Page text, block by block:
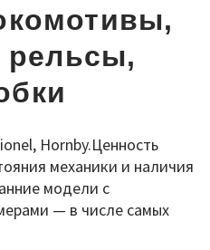
рельсы,
Hornby.Ценность
механики и наличия
модели с
— в числе самых